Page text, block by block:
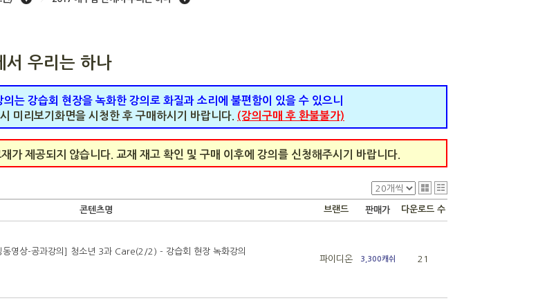
우리는 하나
의는 강습회 현장을 녹화한 강의로 화질과 소리에 불편함이 있을 수 있으니
미리보기화면을 시청한 후 구매하시기 바랍니다. (강의구매 후 환불불가)
가 제공되지 않습니다. 교재 재고 확인 및 구매 이후에 강의를 신청해주시기 바랍니다.
콘텐츠명 브랜드 판매가 다운로드 수
동영상-공과강의] 청소년 3과 Care(2/2) - 강습회 현장 녹화강의
파이디온 3,300캐쉬 21